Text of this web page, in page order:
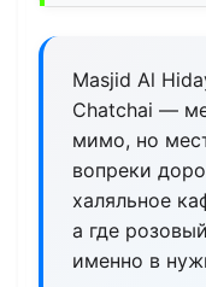
Masjid Al
Chatchai —
мимо, но
вопреки
халяльное
а где
именно в